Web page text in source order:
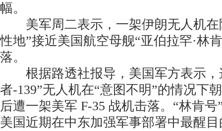
幅。
美军周二表示，一架伊朗无人机在
性地”接近美国航空母舰“亚伯拉罕·林
落。
根据路透社报导，美国军方表示，
者-139”无人机在“意图不明”的情况下
后遭一架美军 F-35 战机击落。“林肯
美国近期在中东加强军事部署中最醒